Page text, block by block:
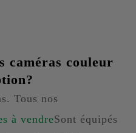
caméras couleur
Tous nos
à vendreSont équipés